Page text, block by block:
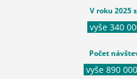
V roku 2025
vyše 340
Počet
vyše 890